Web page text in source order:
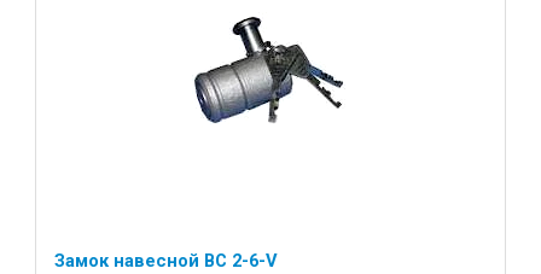
Замок навесной BC 2-6-V